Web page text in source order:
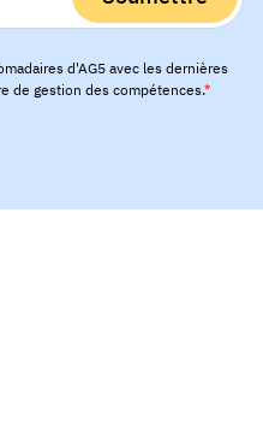
d'AG5 avec les dernières
de gestion des compétences.*